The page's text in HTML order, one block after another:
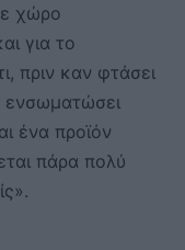
χώρο
για το
πριν καν φτάσει
ενσωματώσει
ένα προϊόν
πάρα πολύ